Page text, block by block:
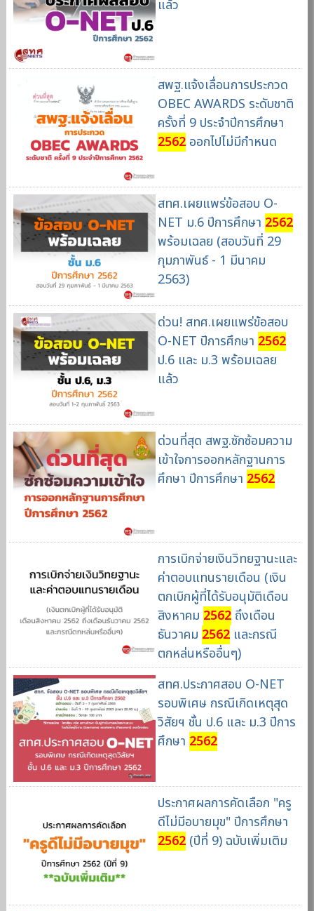
แล้ว
สพฐ.แจ้งเลื่อนการประกวด
OBEC AWARDS ระดับชาติ
ครั้งที่ 9 ประจำปีการศึกษา
2562ออกไปไม่มีกำหนด
สทศ.เผยแพร่ข้อสอบ O-
NET ม.6 ปีการศึกษา 2562
พร้อมเฉลย (สอบวันที่ 29
กุมภาพันธ์ - 1 มีนาคม
2563)
ด่วน! สทศ.เผยแพร่ข้อสอบ
O-NET ปีการศึกษา 2562
ป.6 และ ม.3 พร้อมเฉลย
แล้ว
ด่วนที่สุด สพฐ.ซักซ้อมความ
เข้าใจการออกหลักฐานการ
ศึกษา ปีการศึกษา 2562
การเบิกจ่ายเงินวิทยฐานะและ
ค่าตอบแทนรายเดือน (เงิน
ตกเบิกผู้ที่ได้รับอนุมัติเดือน
สิงหาคม 2562ถึงเดือน
ธันวาคม 2562และกรณี
ตกหล่นหรืออื่นๆ)
สทศ.ประกาศสอบ O-NET
รอบพิเศษ กรณีเกิดเหตุสุด
วิสัยฯ ชั้น ป.6 และ ม.3 ปีการ
ศึกษา 2562
ประกาศผลการคัดเลือก "ครู
ดีไม่มีอบายมุข" ปีการศึกษา
2562(ปีที่ 9) ฉบับเพิ่มเติม